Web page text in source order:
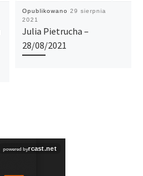
Opublikowano 29 sierpnia
2021
Julia Pietrucha –
28/08/2021